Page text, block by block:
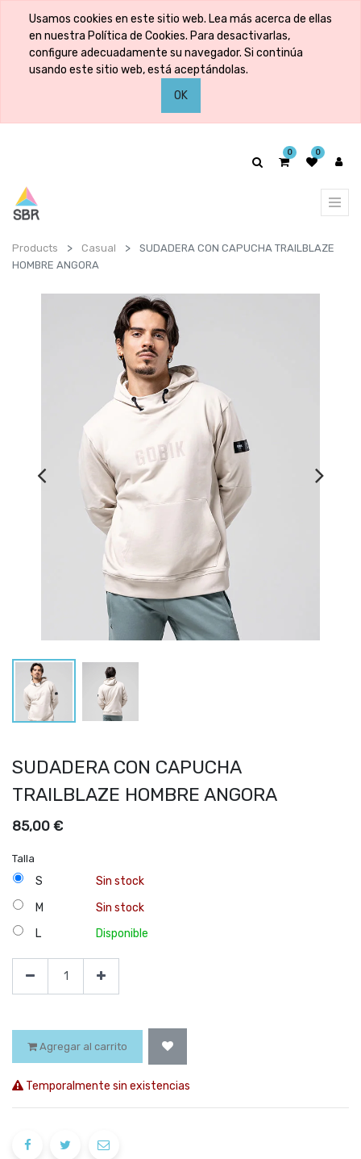
Usamos cookies en este sitio web. Lea más acerca de ellas
en nuestra Política de Cookies. Para desactivarlas,
configure adecuadamente su navegador. Si continúa
usando este sitio web, está aceptándolas.
OK
0 0
Products Casual
SUDADERA CON CAPUCHA TRAILBLAZE
HOMBRE ANGORA
SUDADERA CON CAPUCHA
TRAILBLAZE HOMBRE ANGORA
85,00 €
Talla
S
Sin stock
M
Sin stock
L
Disponible
Agregar al carrito
Temporalmente sin existencias